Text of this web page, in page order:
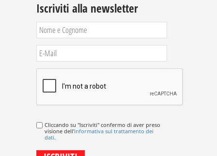
Iscriviti alla newsletter
Cliccando su "Iscriviti" confermo di aver preso
visione dell'informativa sul trattamento dei
dati.